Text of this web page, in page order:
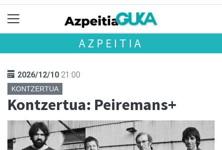
AZPEITIA
2026/12/10 21:00
KONTZERTUA
Kontzertua: Peiremans+